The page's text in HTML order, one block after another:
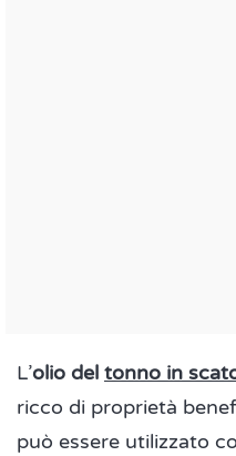
L’olio del tonno in
ricco di proprietà
può essere utilizzato